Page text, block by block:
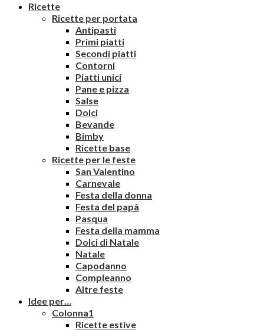
Ricette
Ricette per portata
Antipasti
Primi piatti
Secondi piatti
Contorni
Piatti unici
Pane e pizza
Salse
Dolci
Bevande
Bimby
Ricette base
Ricette per le feste
San Valentino
Carnevale
Festa della donna
Festa del papà
Pasqua
Festa della mamma
Dolci di Natale
Natale
Capodanno
Compleanno
Altre feste
Idee per…
Colonna1
Ricette estive